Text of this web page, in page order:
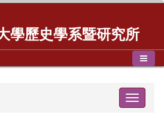
學歷史學系暨研究所
Toggle